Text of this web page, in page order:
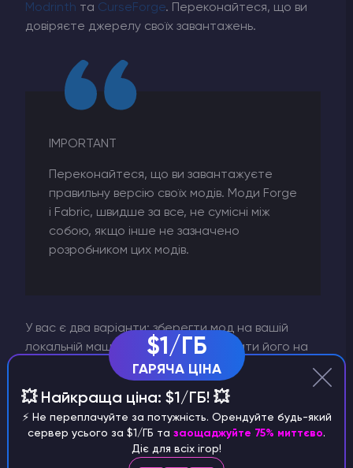
Modrinth та CurseForge. Переконайтеся, що ви
довіряєте джерелу своїх завантажень.
IMPORTANT
Переконайтеся, що ви завантажуєте
правильну версію своїх модів. Моди Forge
і Fabric, швидше за все, не сумісні між
собою, якщо інше не зазначено
розробником цих модів.
У вас є два варіанти: зберегти мод на вашій
локальній машині, а потім завантажити його на
панель або скопіювати посилання на
завантаження мода та скористатися нашою
функцією завантаження з URL-адреси, яку можна
знайти в менеджері файлів. Моди можна
завантажувати через веб-панель або через
. Якщо ви завантажуєте масово, вибирайте
$1/ГБ
ГАРЯЧА ЦІНА
💥 Найкраща ціна: $1/ГБ! 💥
⚡️ Не переплачуйте за потужність. Орендуйте будь-який
сервер усього за $1/ГБ та заощаджуйте 75% миттєво.
Діє для всіх ігор!